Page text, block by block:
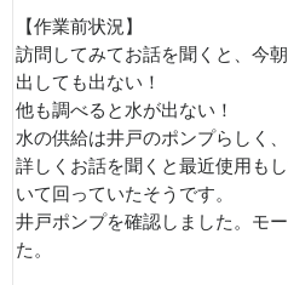
【作業前状況】
訪問してみてお話を聞くと、今
出しても出ない！
他も調べると水が出ない！
水の供給は井戸のポンプらしく、
詳しくお話を聞くと最近使用も
いて回っていたそうです。
井戸ポンプを確認しました。モ
た。